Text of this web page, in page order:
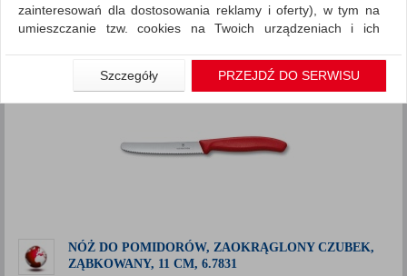
NÓŻ DO POMIDORÓW, ZAOKRĄGLONY CZUBEK,
ZĄBKOWANY, 11 CM, 6.7831
zainteresowań dla dostosowania reklamy i oferty), w tym na
umieszczanie tzw. cookies na Twoich urządzeniach i ich
Jeśli nie chcesz wyrazić zgody lub ograniczyć jej zakres, kliknij
„Szczegóły”, gdzie znajdziesz wszelkie informacje o tym jak to
W przypadku użytkowników zalogowanych, aby umożliwić
czy cenach indywidualnych, ważna jest Państwa wcześniejsza
zgoda której udzieliliście podczas zakładania konta.
Szczegóły PRZEJDŹ DO SERWISU